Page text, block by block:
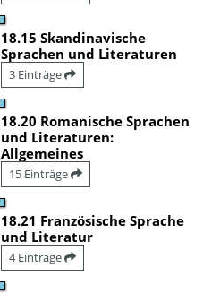
18.15 Skandinavische
Sprachen und Literaturen
3 Einträge
18.20 Romanische Sprachen
und Literaturen:
Allgemeines
15 Einträge
18.21 Französische Sprache
und Literatur
4 Einträge